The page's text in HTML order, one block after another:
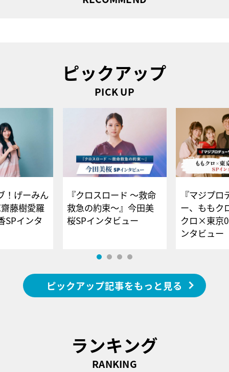
ピックアップ
PICK UP
！げーみん
藤樹愛羅
SPインタ
『クロスロード ～救命
救急の約束～』今田美
桜SPインタビュー
『マジプロ
ー、ももク
クロ×東京
ンタビュー
ピックアップ記事をもっと見る
ランキング
RANKING